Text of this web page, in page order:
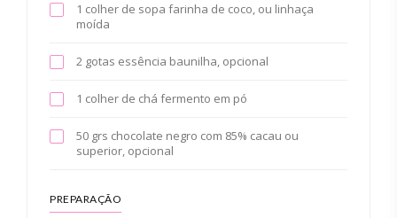
1 colher de sopa farinha de coco, ou linhaça
moída
2 gotas essência baunilha, opcional
1 colher de chá fermento em pó
50 grs chocolate negro com 85% cacau ou
superior, opcional
PREPARAÇÃO